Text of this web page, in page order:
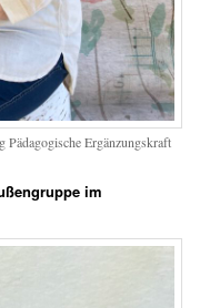
Pädagogische Ergänzungskraft
im